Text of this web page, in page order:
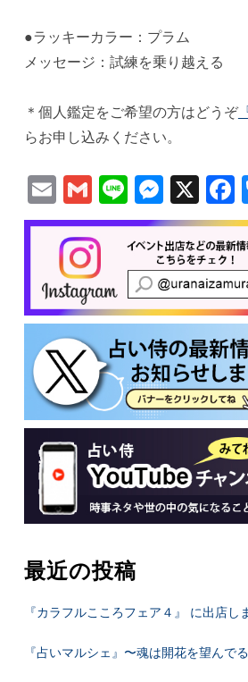
●ラッキーカラー：プラム
メッセージ：試練を乗り越える
＊個人鑑定をご希望の方はどうぞ
らお申し込みください。
EmailGmail
Line X
最近の投稿
『カラフルこころフェア４』 に出店し
『占いマルシェ』〜魂は開花を望んで